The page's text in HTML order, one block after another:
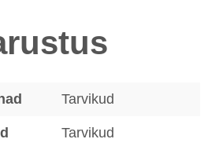
Tarvikud
Tarvikud